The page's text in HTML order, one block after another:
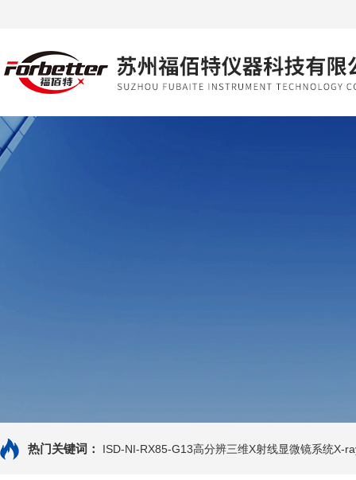
热门关键词： ISD-NI-RX85-G13高分辨三维X射线显微镜系统X-